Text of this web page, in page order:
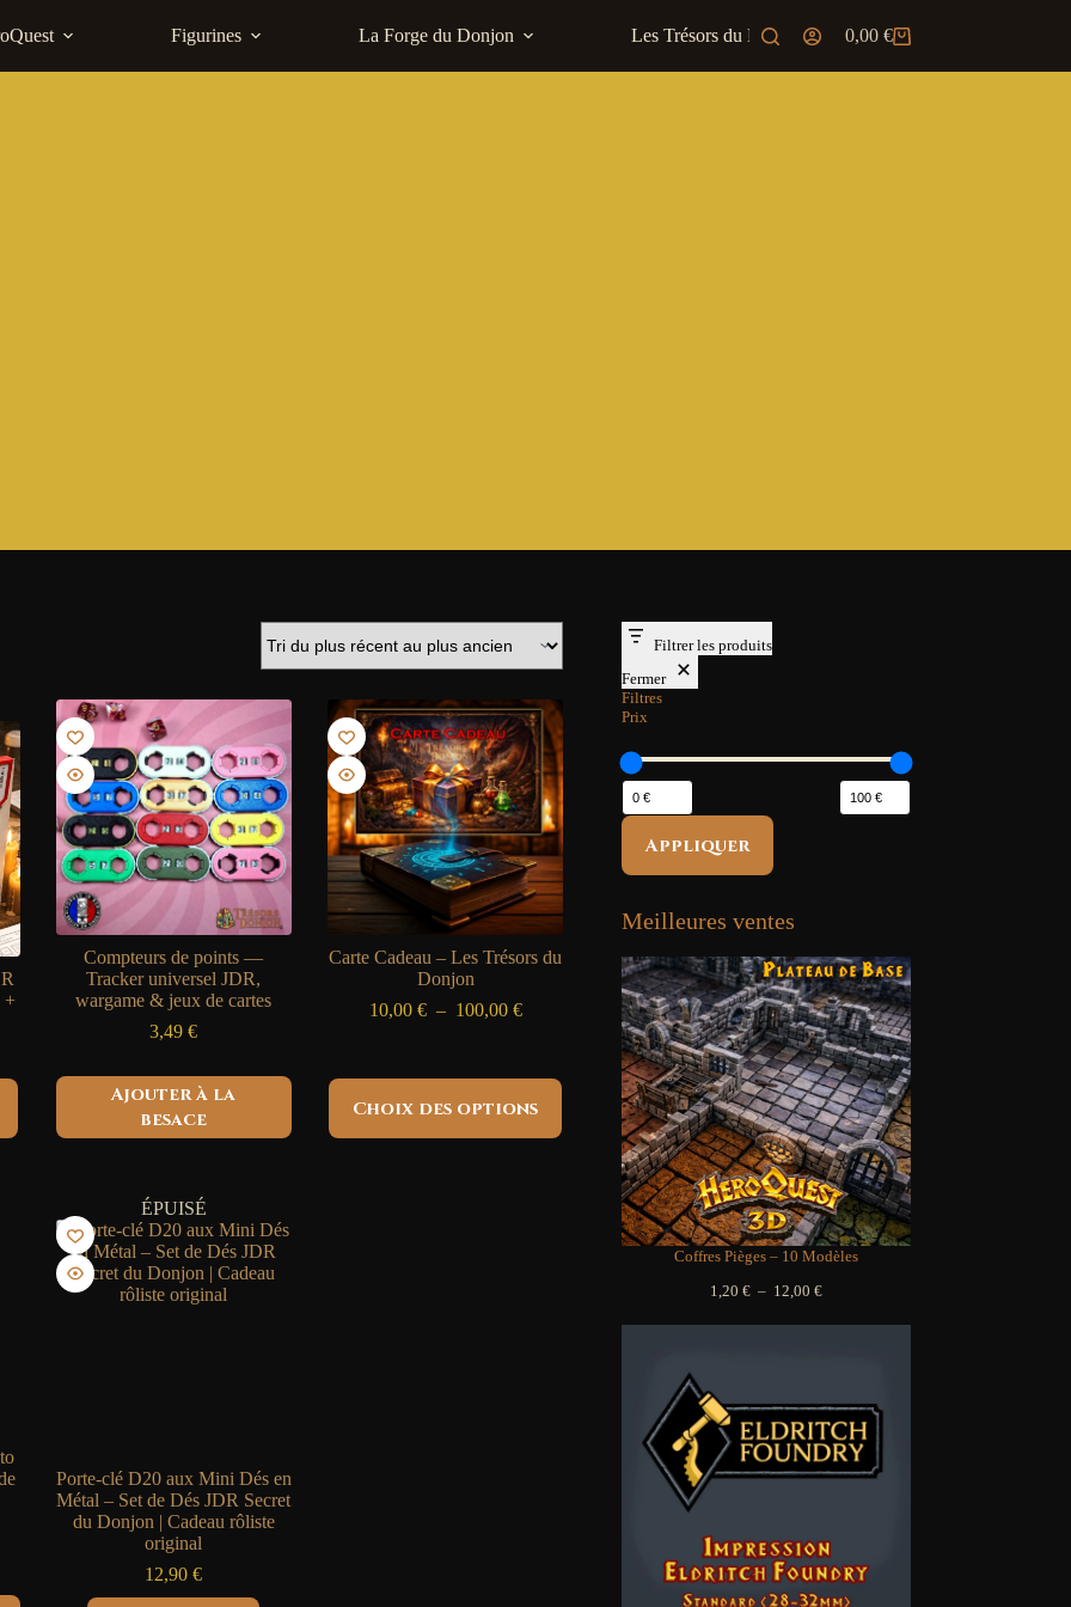
Figurines La Forge du Donjon Les Trésors du Marchand
Panier
0,00 €
+
€
Compteurs de points —
Tracker universel JDR,
wargame & jeux de cartes
3,49€
Ajouter à la
besace
Carte Cadeau – Les Trésors du
Donjon
10,00 € – 100,00 €Plage
100,00 €
Choix des options
produit
ÉPUISÉ
Porte-clé D20 aux Mini Dés en
Métal – Set de Dés JDR Secret
du Donjon | Cadeau rôliste
original
12,90€
Filtrer les produits
Fermer
Filtres
Prix
Appliquer
Meilleures ventes
Coffres Pièges – 10 Modèles
1,20 € – 12,00 €Plage
prix :